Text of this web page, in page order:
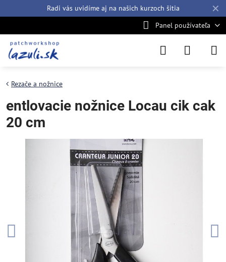
✕
Radi vás uvidíme aj na našich kurzoch šitia
Panel používateľa
Rezače a nožnice
entlovacie nožnice Locau cik cak
20 cm